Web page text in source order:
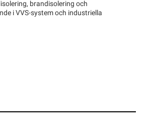
brandisolering och
i VVS‑system och industriella